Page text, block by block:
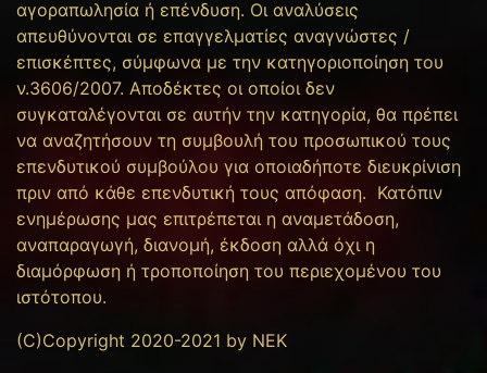
αγοραπωλησία ή επένδυση. Οι αναλύσεις
απευθύνονται σε επαγγελματίες αναγνώστες /
επισκέπτες, σύμφωνα με την κατηγοριοποίηση του
ν.3606/2007. Αποδέκτες οι οποίοι δεν
συγκαταλέγονται σε αυτήν την κατηγορία, θα πρέπει
να αναζητήσουν τη συμβουλή του προσωπικού τους
επενδυτικού συμβούλου για οποιαδήποτε διευκρίνιση
πριν από κάθε επενδυτική τους απόφαση. Κατόπιν
ενημέρωσης μας επιτρέπεται η αναμετάδοση,
αναπαραγωγή, διανομή, έκδοση αλλά όχι η
διαμόρφωση ή τροποποίηση του περιεχομένου του
ιστότοπου.
(C)Copyright 2020-2021 by NEK